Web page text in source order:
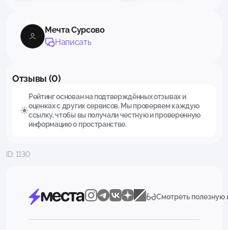
Мечта Сурсово
Написать
Отзывы (0)
Рейтинг основан на подтверждённых отзывах и
оценках с других сервисов. Мы проверяем каждую
ссылку, чтобы вы получали честную и проверенную
информацию о пространстве.
ID: 1130
Смотреть